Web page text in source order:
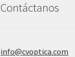
Contáctanos
info@cvoptica.com